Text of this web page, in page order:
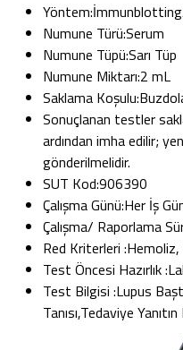
Yöntem:
Numune Türü:Serum
Numune Tüpü:Sarı Tüp
Numune Miktarı:2 mL
Saklama Koşulu:
Sonuçlanan testler
ardından imha edilir;
gönderilmelidir.
SUT Kod:906390
Çalışma Günü:Her İş
Çalışma/ Raporlama
Red Kriterleri :
Test Öncesi Hazırlık :
Test Bilgisi :Lupus
Tanısı,Tedaviye